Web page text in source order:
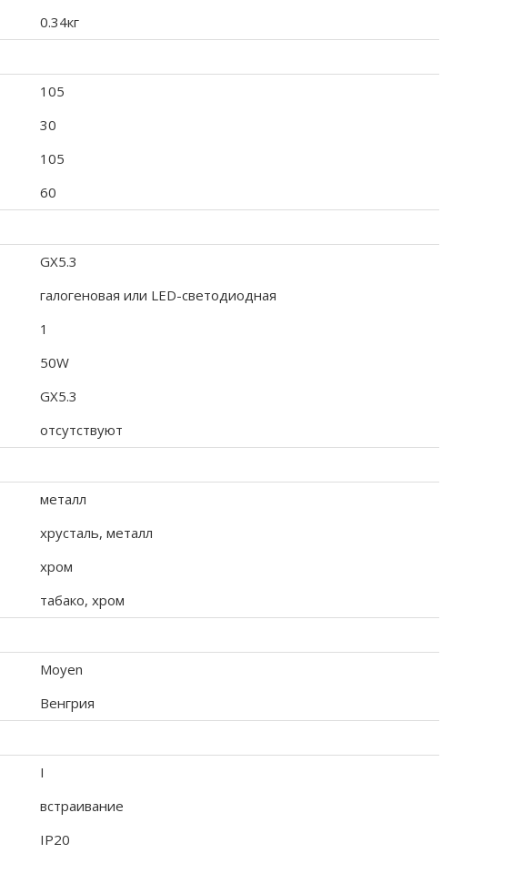
0.34кг
105
30
105
60
GX5.3
галогеновая или LED-светодиодная
1
50W
GX5.3
отсутствуют
металл
хрусталь, металл
хром
табако, хром
Moyen
Венгрия
I
встраивание
IP20